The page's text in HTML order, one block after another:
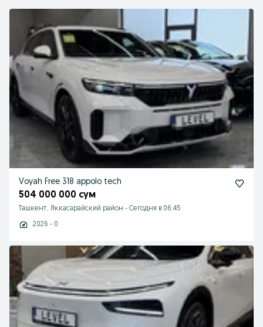
Voyah Free 318 appolo tech
504 000 000 сум
Ташкент, Яккасарайский район - Сегодня в 06:45
2026 - 0